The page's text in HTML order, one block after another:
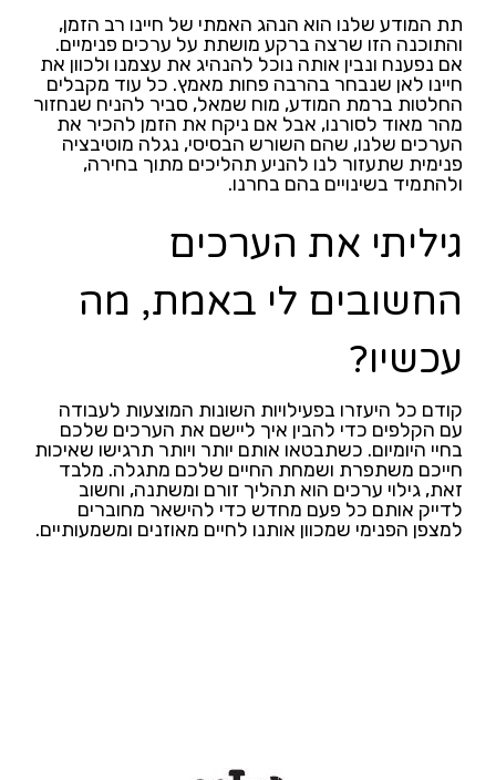
תת המודע שלנו הוא הנהג האמתי של חיינו רב הזמן,
והתוכנה הזו שרצה ברקע מושתת על ערכים פנימיים.
אם נפענח ונבין אותה נוכל להנהיג את עצמנו ולכוון את
חיינו לאן שנבחר בהרבה פחות מאמץ. כל עוד מקבלים
החלטות ברמת המודע, מוח שמאל, סביר להניח שנחזור
מהר מאוד לסורנו, אבל אם ניקח את הזמן להכיר את
הערכים שלנו, שהם השורש הבסיסי, נגלה מוטיבציה
פנימית שתעזור לנו להניע תהליכים מתוך בחירה,
ולהתמיד בשינויים בהם בחרנו.
גיליתי את הערכים
החשובים לי באמת, מה
עכשיו?
קודם כל היעזרו בפעילויות השונות המוצעות לעבודה
עם הקלפים כדי להבין איך ליישם את הערכים שלכם
בחיי היומיום. כשתבטאו אותם יותר ויותר תרגישו שאיכות
חייכם משתפרת ושמחת החיים שלכם מתגלה. מלבד
זאת, גילוי ערכים הוא תהליך זורם ומשתנה, וחשוב
לדייק אותם כל פעם מחדש כדי להישאר מחוברים
למצפן הפנימי שמכוון אותנו לחיים מאוזנים ומשמעותיים.